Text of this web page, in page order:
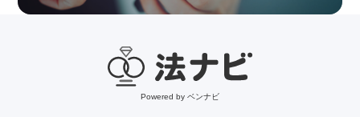
Powered by ベンナビ